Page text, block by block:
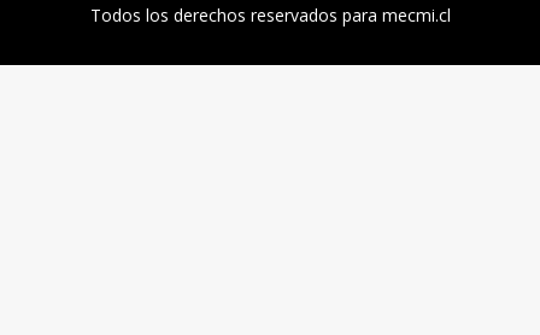
Todos los derechos reservados para mecmi.cl